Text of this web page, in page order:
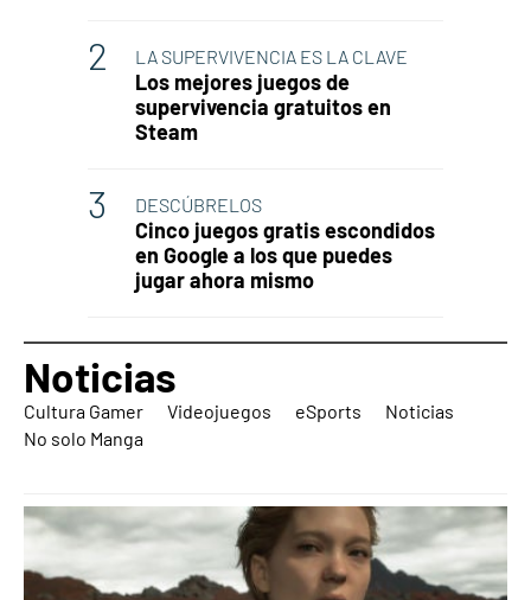
LA SUPERVIVENCIA ES LA CLAVE
Los mejores juegos de
supervivencia gratuitos en
Steam
DESCÚBRELOS
Cinco juegos gratis escondidos
en Google a los que puedes
jugar ahora mismo
Noticias
Cultura Gamer Videojuegos eSports
Noticias
No solo Manga